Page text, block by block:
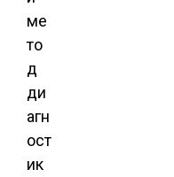
ме
то
д
ди
агн
ост
ик